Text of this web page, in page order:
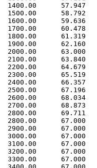
1400.00      57.947
1500.00      58.792
1600.00      59.636
1700.00      60.478
1800.00      61.319
1900.00      62.160
2000.00      63.000
2100.00      63.840
2200.00      64.679
2300.00      65.519
2400.00      66.357
2500.00      67.196
2600.00      68.034
2700.00      68.873
2800.00      69.711
2800.00      67.000
2900.00      67.000
3000.00      67.000
3100.00      67.000
3200.00      67.000
3300.00      67.000